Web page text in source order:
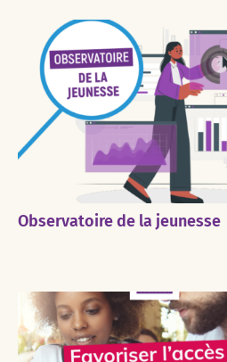
Observatoire de la jeunesse